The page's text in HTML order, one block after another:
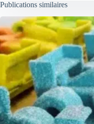
Publications similaires